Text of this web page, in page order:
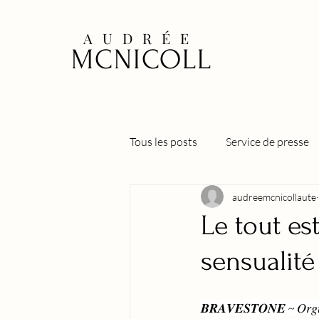
AUDRÉE
MCNICOLL
Tous les posts Service de presse
Alexander
Tennessee, Te détester ou t'aimer
Le tout
audreemcnicollaute
𝑩𝑹𝑨𝑽𝑬𝑺𝑻𝑶𝑵𝑬 ~